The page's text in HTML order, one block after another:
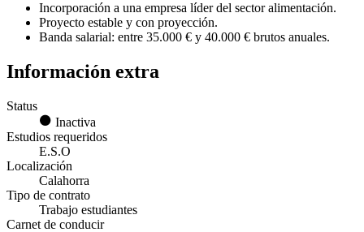
Incorporación a una empresa líder del sector alimentación.
Proyecto estable y con proyección.
Banda salarial: entre 35.000 € y 40.000 € brutos anuales.
Información extra
Status
Inactiva
Estudios requeridos
E.S.O
Localización
Calahorra
Tipo de contrato
Trabajo estudiantes
Carnet de conducir